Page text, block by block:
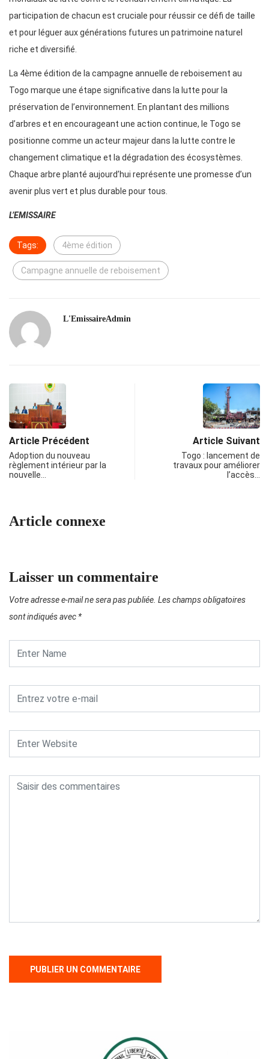
participation de chacun est cruciale pour réussir ce défi de taille
et pour léguer aux générations futures un patrimoine naturel
riche et diversifié.
La 4ème édition de la campagne annuelle de reboisement au
Togo marque une étape significative dans la lutte pour la
préservation de l’environnement. En plantant des millions
d’arbres et en encourageant une action continue, le Togo se
positionne comme un acteur majeur dans la lutte contre le
changement climatique et la dégradation des écosystèmes.
Chaque arbre planté aujourd’hui représente une promesse d’un
avenir plus vert et plus durable pour tous.
L’EMISSAIRE
Tags: 4ème édition
Campagne annuelle de reboisement
L'EmissaireAdmin
Article Précédent
Adoption du nouveau
règlement intérieur par la
nouvelle…
Article Suivant
Togo : lancement de
travaux pour améliorer
l’accès…
Article connexe
Laisser un commentaire
Votre adresse e-mail ne sera pas publiée. Les champs obligatoires
sont indiqués avec *